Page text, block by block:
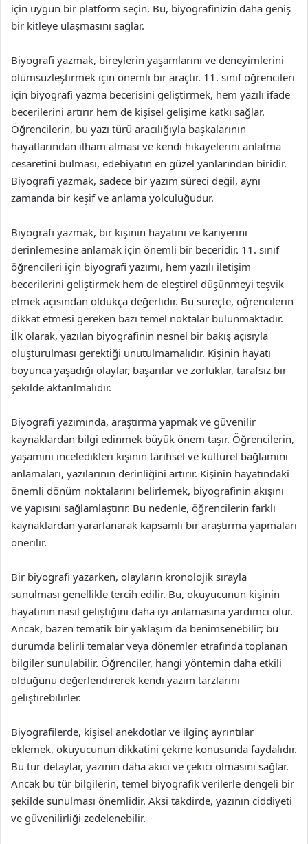
için uygun bir platform seçin. Bu, biyografinizin daha geniş
bir kitleye ulaşmasını sağlar.
Biyografi yazmak, bireylerin yaşamlarını ve deneyimlerini
ölümsüzleştirmek için önemli bir araçtır. 11. sınıf öğrencileri
için biyografi yazma becerisini geliştirmek, hem yazılı ifade
becerilerini artırır hem de kişisel gelişime katkı sağlar.
Öğrencilerin, bu yazı türü aracılığıyla başkalarının
hayatlarından ilham alması ve kendi hikayelerini anlatma
cesaretini bulması, edebiyatın en güzel yanlarından biridir.
Biyografi yazmak, sadece bir yazım süreci değil, aynı
zamanda bir keşif ve anlama yolculuğudur.
Biyografi yazmak, bir kişinin hayatını ve kariyerini
derinlemesine anlamak için önemli bir beceridir. 11. sınıf
öğrencileri için biyografi yazımı, hem yazılı iletişim
becerilerini geliştirmek hem de eleştirel düşünmeyi teşvik
etmek açısından oldukça değerlidir. Bu süreçte, öğrencilerin
dikkat etmesi gereken bazı temel noktalar bulunmaktadır.
İlk olarak, yazılan biyografinin nesnel bir bakış açısıyla
oluşturulması gerektiği unutulmamalıdır. Kişinin hayatı
boyunca yaşadığı olaylar, başarılar ve zorluklar, tarafsız bir
şekilde aktarılmalıdır.
Biyografi yazımında, araştırma yapmak ve güvenilir
kaynaklardan bilgi edinmek büyük önem taşır. Öğrencilerin,
yaşamını inceledikleri kişinin tarihsel ve kültürel bağlamını
anlamaları, yazılarının derinliğini artırır. Kişinin hayatındaki
önemli dönüm noktalarını belirlemek, biyografinin akışını
ve yapısını sağlamlaştırır. Bu nedenle, öğrencilerin farklı
kaynaklardan yararlanarak kapsamlı bir araştırma yapmaları
önerilir.
Bir biyografi yazarken, olayların kronolojik sırayla
sunulması genellikle tercih edilir. Bu, okuyucunun kişinin
hayatının nasıl geliştiğini daha iyi anlamasına yardımcı olur.
Ancak, bazen tematik bir yaklaşım da benimsenebilir; bu
durumda belirli temalar veya dönemler etrafında toplanan
bilgiler sunulabilir. Öğrenciler, hangi yöntemin daha etkili
olduğunu değerlendirerek kendi yazım tarzlarını
geliştirebilirler.
Biyografilerde, kişisel anekdotlar ve ilginç ayrıntılar
eklemek, okuyucunun dikkatini çekme konusunda faydalıdır.
Bu tür detaylar, yazının daha akıcı ve çekici olmasını sağlar.
Ancak bu tür bilgilerin, temel biyografik verilerle dengeli bir
şekilde sunulması önemlidir. Aksi takdirde, yazının ciddiyeti
ve güvenilirliği zedelenebilir.